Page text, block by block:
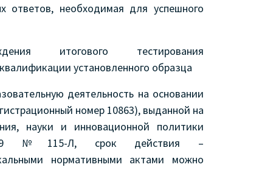
ответов, необходимая для успешного
итогового тестирования
установленного образца
деятельность на основании
номер 10863), выданной на
науки и инновационной политики
№115-Л, срок действия –
нормативными актами можно